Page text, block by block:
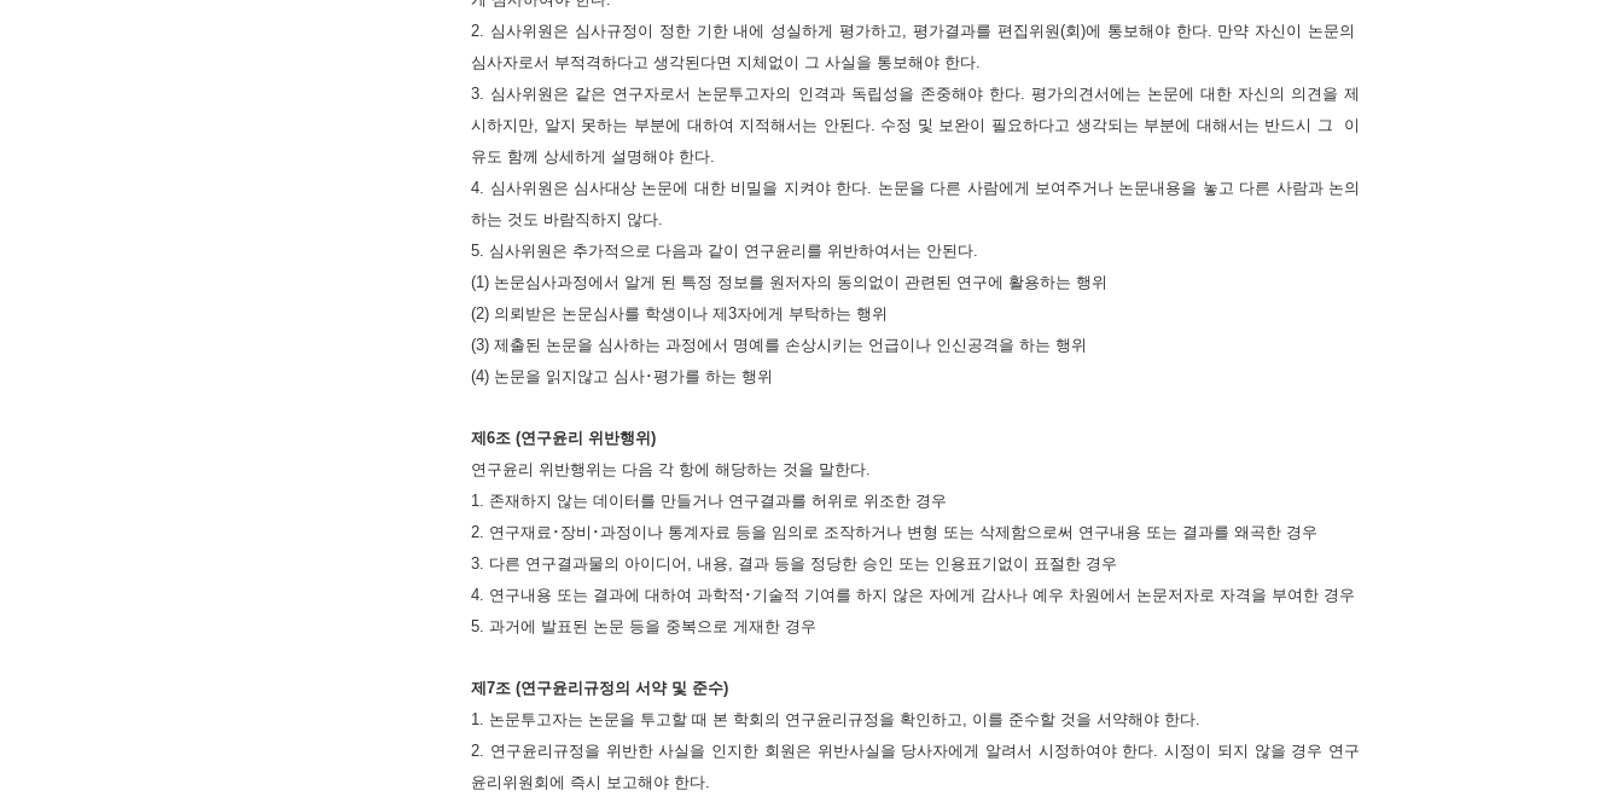
2. 심사위원은 심사규정이 정한 기한 내에 성실하게 평가하고, 평가결과를 편집위원(회)에 통보해야 한다. 만약 자신이 논문의
심사자로서 부적격하다고 생각된다면 지체없이 그 사실을 통보해야 한다.
3. 심사위원은 같은 연구자로서 논문투고자의 인격과 독립성을 존중해야 한다. 평가의견서에는 논문에 대한 자신의 의견을 제
시하지만, 알지 못하는 부분에 대하여 지적해서는 안된다. 수정 및 보완이 필요하다고 생각되는 부분에 대해서는 반드시 그 이
유도 함께 상세하게 설명해야 한다.
4. 심사위원은 심사대상 논문에 대한 비밀을 지켜야 한다. 논문을 다른 사람에게 보여주거나 논문내용을 놓고 다른 사람과 논의
하는 것도 바람직하지 않다.
5. 심사위원은 추가적으로 다음과 같이 연구윤리를 위반하여서는 안된다.
(1) 논문심사과정에서 알게 된 특정 정보를 원저자의 동의없이 관련된 연구에 활용하는 행위
(2) 의뢰받은 논문심사를 학생이나 제3자에게 부탁하는 행위
(3) 제출된 논문을 심사하는 과정에서 명예를 손상시키는 언급이나 인신공격을 하는 행위
(4) 논문을 읽지않고 심사･평가를 하는 행위
제6조 (연구윤리 위반행위)
연구윤리 위반행위는 다음 각 항에 해당하는 것을 말한다.
1. 존재하지 않는 데이터를 만들거나 연구결과를 허위로 위조한 경우
2. 연구재료･장비･과정이나 통계자료 등을 임의로 조작하거나 변형 또는 삭제함으로써 연구내용 또는 결과를 왜곡한 경우
3. 다른 연구결과물의 아이디어, 내용, 결과 등을 정당한 승인 또는 인용표기없이 표절한 경우
4. 연구내용 또는 결과에 대하여 과학적･기술적 기여를 하지 않은 자에게 감사나 예우 차원에서 논문저자로 자격을 부여한 경우
5. 과거에 발표된 논문 등을 중복으로 게재한 경우
제7조 (연구윤리규정의 서약 및 준수)
1. 논문투고자는 논문을 투고할 때 본 학회의 연구윤리규정을 확인하고, 이를 준수할 것을 서약해야 한다.
2. 연구윤리규정을 위반한 사실을 인지한 회원은 위반사실을 당사자에게 알려서 시정하여야 한다. 시정이 되지 않을 경우 연구
윤리위원회에 즉시 보고해야 한다.